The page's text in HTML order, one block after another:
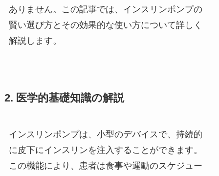
ありません。この記事では、インスリンポンプの
賢い選び方とその効果的な使い方について詳しく
解説します。
2. 医学的基礎知識の解説
インスリンポンプは、小型のデバイスで、持続的
に皮下にインスリンを注入することができます。
この機能により、患者は食事や運動のスケジュー